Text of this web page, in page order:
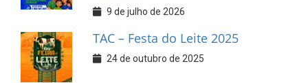
9 de julho de 2026
TAC – Festa do Leite 2025
24 de outubro de 2025